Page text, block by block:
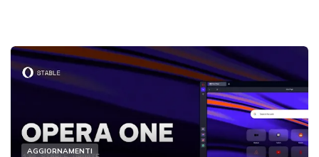
AGGIORNAMENTI